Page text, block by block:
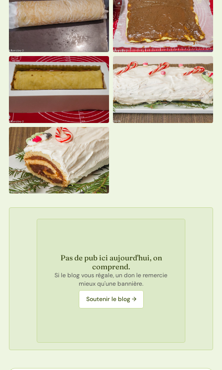
Pas de pub ici aujourd'hui, on
comprend.
Si le blog vous régale, un don le remercie
mieux qu'une bannière.
Soutenir le blog →